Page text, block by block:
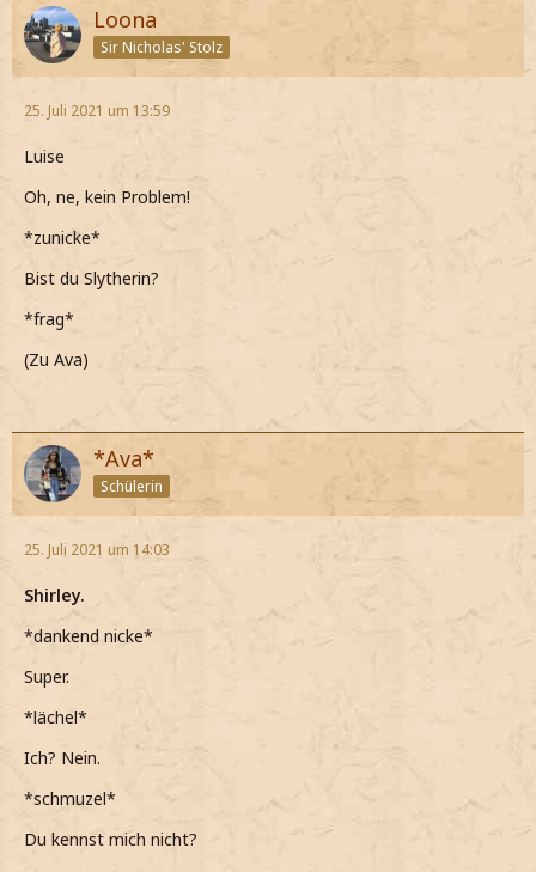
Loona
Sir Nicholas' Stolz
25. Juli 2021 um 13:59
Luise
Oh, ne, kein Problem!
*zunicke*
Bist du Slytherin?
*frag*
(Zu Ava)
*Ava*
Schülerin
25. Juli 2021 um 14:03
Shirley.
*dankend nicke*
Super.
*lächel*
Ich? Nein.
*schmuzel*
Du kennst mich nicht?